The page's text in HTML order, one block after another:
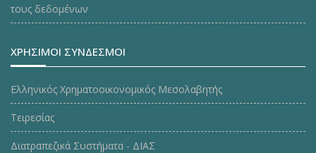
τους δεδομένων
ΧΡΗΣΙΜΟΙ ΣΥΝΔΕΣΜΟΙ
Ελληνικός Χρηματοοικονομικός Μεσολαβητής
Τειρεσίας
Διατραπεζικά Συστήματα - ΔΙΑΣ